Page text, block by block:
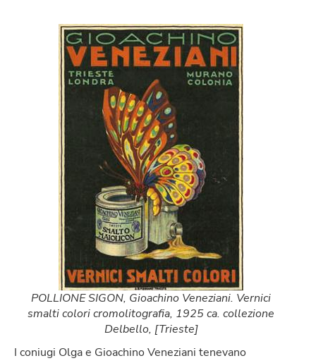
POLLIONE SIGON, Gioachino Veneziani. Vernici
smalti colori cromolitografia, 1925 ca. collezione
Delbello, [Trieste]
I coniugi Olga e Gioachino Veneziani tenevano